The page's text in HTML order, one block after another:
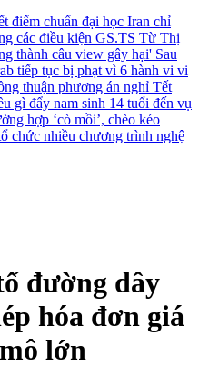
điểm chuẩn đại học Iran chỉ
các điều kiện GS.TS Từ Thị
thành câu view gây hại' Sau
tiếp tục bị phạt vì 6 hành vi vi
thuận phương án nghỉ Tết
gì đẩy nam sinh 14 tuổi đến vụ
hợp ‘cò mồi’, chèo kéo
chức nhiều chương trình nghệ
đường dây
hóa đơn giá
lớn